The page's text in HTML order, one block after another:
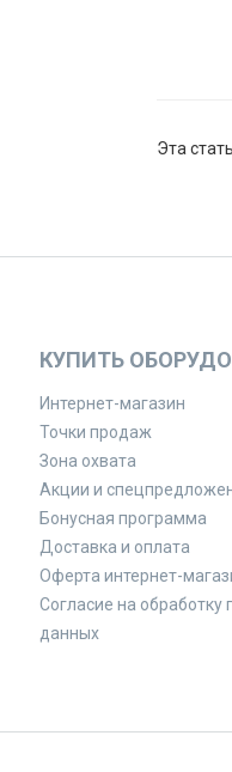
Эта
КУПИТЬ
Интернет-магазин
Точки продаж
Зона охвата
Акции и
Бонусная программа
Доставка и оплата
Оферта интернет-
Согласие на обработку
данных